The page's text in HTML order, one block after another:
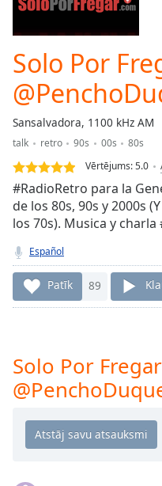
Current
Duration-:-
0.00%
TypeLIVE
Seek to
live,
currently
behind
Remaining
Time -
Playback
Chapters
descriptions
off,
Solo Por
Sansalvadora, 1100 kHz AM
talk retro 90s 00s
80s
Vērtējums:5.0
#RadioRetro para la
de los 80s, 90s y 2000s
los 70s). Musica y
Español
Patīk 89
Solo Por